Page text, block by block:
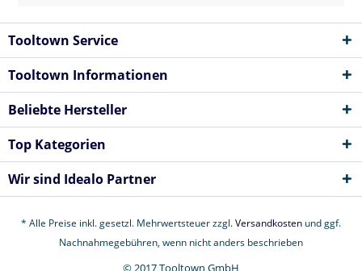
Tooltown Service
Tooltown Informationen
Beliebte Hersteller
Top Kategorien
Wir sind Idealo Partner
* Alle Preise inkl. gesetzl. Mehrwertsteuer zzgl.Versandkosten und ggf.
Nachnahmegebühren, wenn nicht anders beschrieben
© 2017 Tooltown GmbH